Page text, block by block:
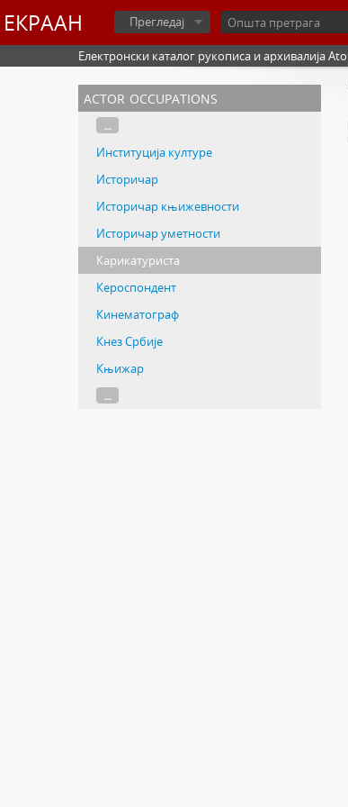
ЕКРААН Прегледај
Електронски каталог рукописа и архивалија
actor occupations
...
Институција културе
Историчар
Историчар књижевности
Историчар уметности
Карикатуриста
Кероспондент
Кинематограф
Кнез Србије
Књижар
...